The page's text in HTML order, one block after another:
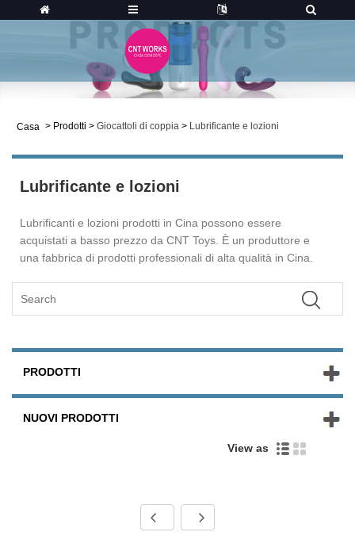
Casa > Prodotti > Giocattoli di coppia > Lubrificante e lozioni
Lubrificante e lozioni
Lubrificanti e lozioni prodotti in Cina possono essere
acquistati a basso prezzo da CNT Toys. È un produttore e
una fabbrica di prodotti professionali di alta qualità in Cina.
PRODOTTI
NUOVI PRODOTTI
View as